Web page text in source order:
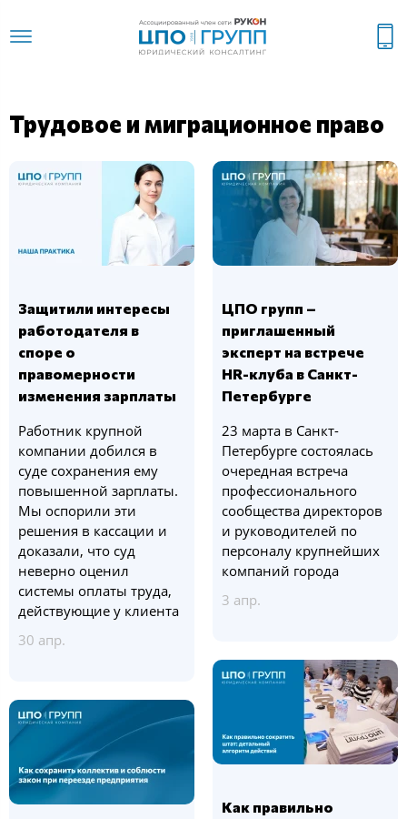
Трудовое и миграционное право
Защитили интересы
работодателя в
споре о
правомерности
изменения зарплаты
Работник крупной
компании добился в
суде сохранения ему
повышенной зарплаты.
Мы оспорили эти
решения в кассации и
доказали, что суд
неверно оценил
системы оплаты труда,
действующие у клиента
30 апр.
ЦПО групп –
приглашенный
эксперт на встрече
HR-клуба в Санкт-
Петербурге
23 марта в Санкт-
Петербурге состоялась
очередная встреча
профессионального
сообщества директоров
и руководителей по
персоналу крупнейших
компаний города
3 апр.
Как правильно